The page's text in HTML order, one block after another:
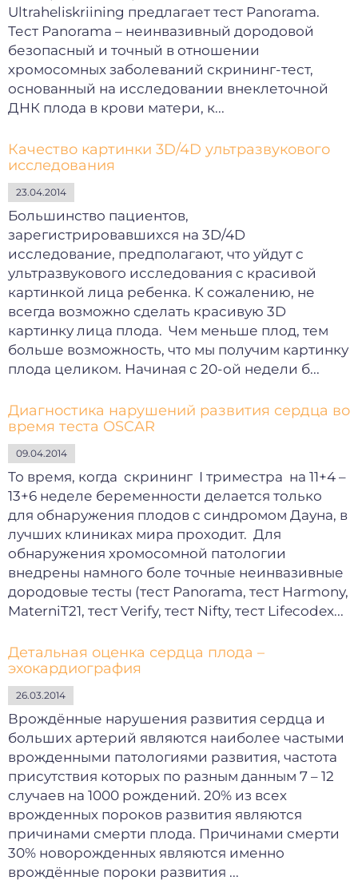
Ultraheliskriining предлагает тест Panorama.
Тест Panorama – неинвазивный дородовой
безопасный и точный в отношении
хромосомных заболеваний скрининг-тест,
основанный на исследовании внеклеточной
ДНК плода в крови матери, к...
Качество картинки 3D/4D ультразвукового
исследования
23.04.2014
Большинство пациентов,
зарегистрировавшихся на 3D/4D
исследование, предполагают, что уйдут с
ультразвукового исследования с красивой
картинкой лица ребенка. К сожалению, не
всегда возможно сделать красивую 3D
картинку лица плода. Чем меньше плод, тем
больше возможность, что мы получим картинку
плода целиком. Начиная с 20-ой недели б...
Диагностика нарушений развития сердца во
время теста OSCAR
09.04.2014
То время, когда скрининг I триместра на 11+4 –
13+6 неделе беременности делается только
для обнаружения плодов с синдромом Дауна, в
лучших клиниках мира проходит. Для
обнаружения хромосомной патологии
внедрены намного боле точные неинвазивные
дородовые тесты (тест Panorama, тест Harmony,
MaterniT21, тест Verify, тест Nifty, тест Lifecodex...
Детальная оценка сердца плода –
эхокардиография
26.03.2014
Врождённые нарушения развития сердца и
больших артерий являются наиболее частыми
врожденными патологиями развития, частота
присутствия которых по разным данным 7 – 12
случаев на 1000 рождений. 20% из всех
врожденных пороков развития являются
причинами смерти плода. Причинами смерти
30% новорожденных являются именно
врождённые пороки развития ...